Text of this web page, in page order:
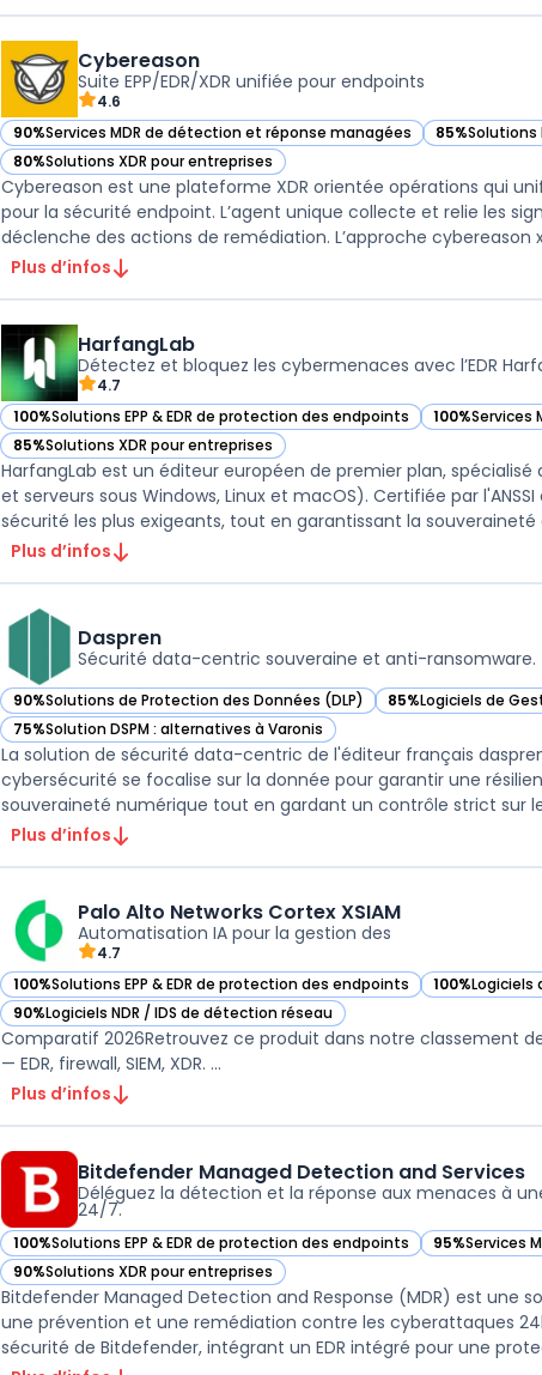
Cybereason
Suite EPP/EDR/XDR unifiée pour endpoints
4.6
90%Services MDR de détection et réponse managées
— voir Cybereason dans cette catégorie 85%Solutions
— voir
80%Solutions XDR pour entreprises
— voir Cybereason dans cette catégorie
Cybereason est une plateforme XDR orientée opérations qui
pour la sécurité endpoint. L’agent unique collecte et relie les
déclenche des actions de remédiation. L’approche cybereason
Plus d’infos
HarfangLab
Détectez et bloquez les cybermenaces avec l’EDR
4.7
100%Solutions EPP & EDR de protection des endpoints
— voir HarfangLab dans cette catégorie 100%Services
— voir
85%Solutions XDR pour entreprises
— voir HarfangLab dans cette catégorie
HarfangLab est un éditeur européen de premier plan,
et serveurs sous Windows, Linux et macOS). Certifiée par
sécurité les plus exigeants, tout en garantissant la souveraineté
Plus d’infos
Daspren
Sécurité data-centric souveraine et anti-ransomware.
90%Solutions de Protection des Données (DLP)
— voir Daspren dans cette catégorie 85%Logiciels de
— voir Daspren
75%Solution DSPM : alternatives à Varonis
— voir Daspren dans cette catégorie
La solution de sécurité data-centric de l'éditeur français
cybersécurité se focalise sur la donnée pour garantir une
Plus d’infos
Palo Alto Networks Cortex XSIAM
Automatisation IA pour la gestion des
4.7
100%Solutions EPP & EDR de protection des endpoints
— voir Palo Alto Networks Cortex XSIAM dans cette catégorie
100%Logiciels
— voir Palo
90%Logiciels NDR / IDS de détection réseau
— voir Palo Alto Networks Cortex XSIAM dans cette catégorie
Comparatif 2026Retrouvez ce produit dans notre classement
— EDR, firewall, SIEM, XDR. ...
Plus d’infos
Bitdefender Managed Detection and Services
Déléguez la détection et la réponse aux menaces à
24/7.
100%Solutions EPP & EDR de protection des endpoints
— voir Bitdefender Managed Detection and Services dans cette
95%Services
— voir
90%Solutions XDR pour entreprises
— voir Bitdefender Managed Detection and Services dans cette
Bitdefender Managed Detection and Response (MDR) est une
une prévention et une remédiation contre les cyberattaques
sécurité de Bitdefender, intégrant un EDR intégré pour une